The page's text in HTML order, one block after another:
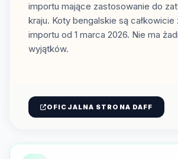
importu mające zastosowanie do
kraju. Koty bengalskie są całkowicie
importu od 1 marca 2026. Nie ma
wyjątków.
OFICJALNA STRONA DAFF